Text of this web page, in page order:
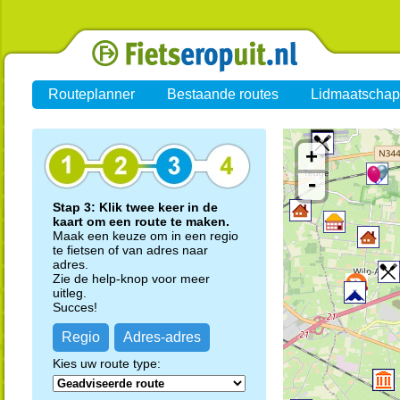
Routeplanner Bestaande routes Lidmaatschap
Stap 3: Klik twee keer in de
kaart om een route te maken.
Maak een keuze om in een regio
te fietsen of van adres naar
adres.
Zie de help-knop voor meer
uitleg.
Succes!
Regio Adres-adres
Kies uw route type:
+
-